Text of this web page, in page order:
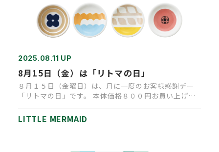
2025.08.11 UP
8月15日（金）は「リトマの日」
８月１５日（金曜日）は、月に一度のお客様感謝デー
「リトマの日」です。 本体価格８００円お買い上げご
とに素敵なプレゼントを…
LITTLE MERMAID